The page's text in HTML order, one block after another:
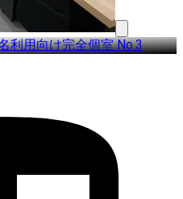
利用向け完全個室 No.3